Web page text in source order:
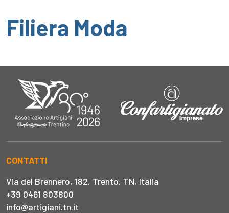
Filiera Moda
CONTATTI
Via del Brennero, 182, Trento, TN, Italia
+39 0461 803800
info@artigiani.tn.it